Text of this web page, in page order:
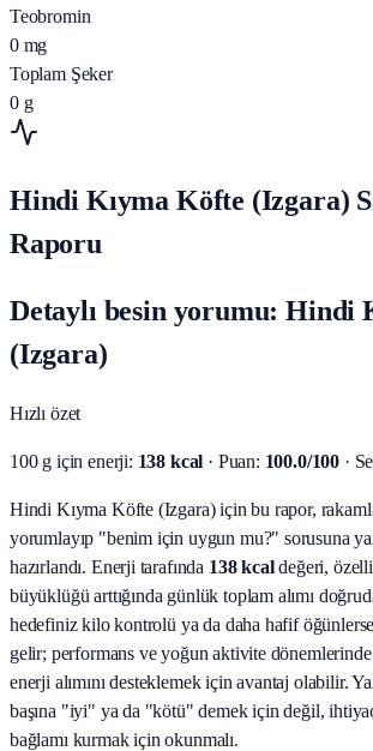
Teobromin
0 mg
Toplam Şeker
0 g
Hindi Kıyma Köfte (Izgara)
Raporu
Detaylı besin yorumu: Hindi
(Izgara)
Hızlı özet
100 g için enerji: 138 kcal · Puan: 100.0/100 ·
Hindi Kıyma Köfte (Izgara) için bu rapor,
yorumlayıp "benim için uygun mu?" sorusuna
hazırlandı. Enerji tarafında 138 kcaldeğeri,
büyüklüğü arttığında günlük toplam alımı
hedefiniz kilo kontrolü ya da daha hafif
gelir; performans ve yoğun aktivite dönemlerinde
enerji alımını desteklemek için avantaj olabilir.
başına "iyi" ya da "kötü" demek için değil,
bağlamı kurmak için okunmalı.